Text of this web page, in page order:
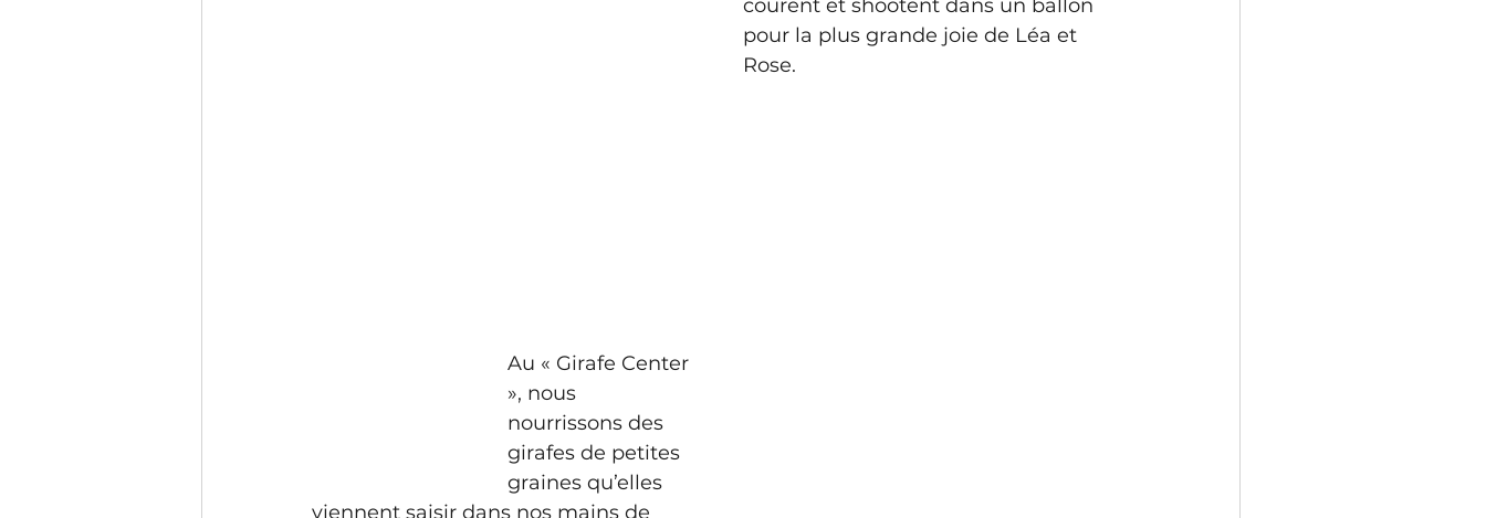
courent et shootent dans un ballon
pour la plus grande joie de Léa et
Rose.
Au « Girafe Center
», nous
nourrissons des
girafes de petites
graines qu’elles
viennent saisir dans nos mains de